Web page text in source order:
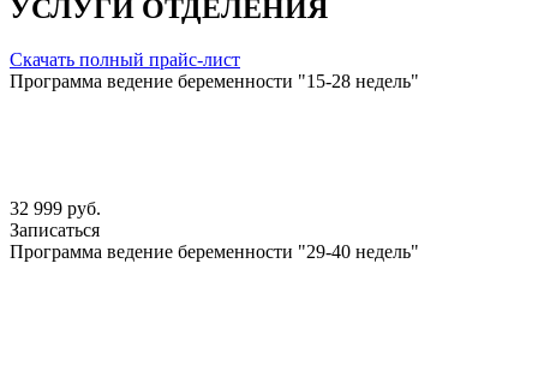
УСЛУГИ ОТДЕЛЕНИЯ
Скачать полный прайс-лист
Программа ведение беременности "15-28 недель"
32 999 руб.
Записаться
Программа ведение беременности "29-40 недель"